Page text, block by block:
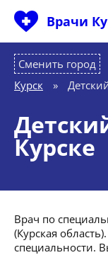
Врачи
Сменить город
Курск
»
Курске
Врач по
(Курская
специальности.